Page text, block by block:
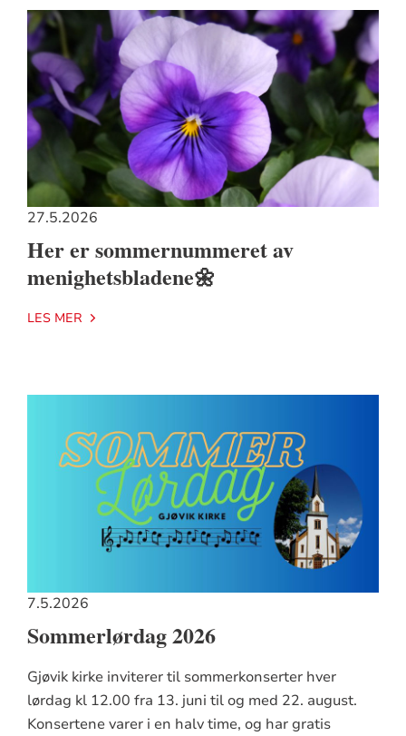
27.5.2026
Her er sommernummeret av
menighetsbladene🌼
LES MER
7.5.2026
Sommerlørdag 2026
Gjøvik kirke inviterer til sommerkonserter hver
lørdag kl 12.00 fra 13. juni til og med 22. august.
Konsertene varer i en halv time, og har gratis